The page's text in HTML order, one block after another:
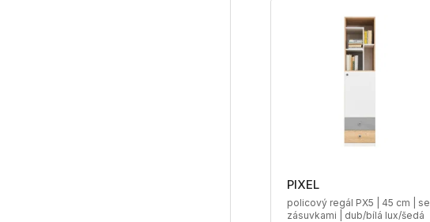
PIXEL
policový regál PX5 | 45 cm | se
zásuvkami | dub/bílá lux/šedá